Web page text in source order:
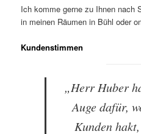
Ich komme gerne zu Ihnen nach
in meinen Räumen in Bühl oder
Kundenstimmen
„Herr Huber
Auge dafür,
Kunden